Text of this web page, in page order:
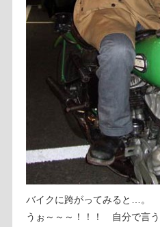
バイクに跨がってみると…。
うぉ～～～！！！ 自分で言